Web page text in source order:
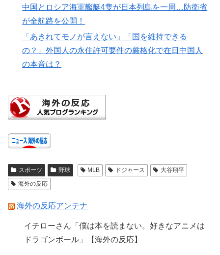
中国とロシア海軍艦艇4隻が日本列島を一周…防衛省
が全航路を公開！
「あきれてモノが言えない」「国を維持できる
の？」外国人の永住許可要件の厳格化で在日中国人
の本音は？
スポーツ 野球 MLB ドジャース
大谷翔平
海外の反応
海外の反応アンテナ
イチローさん「僕は本を読まない。好きなアニメは
ドラゴンボール」【海外の反応】